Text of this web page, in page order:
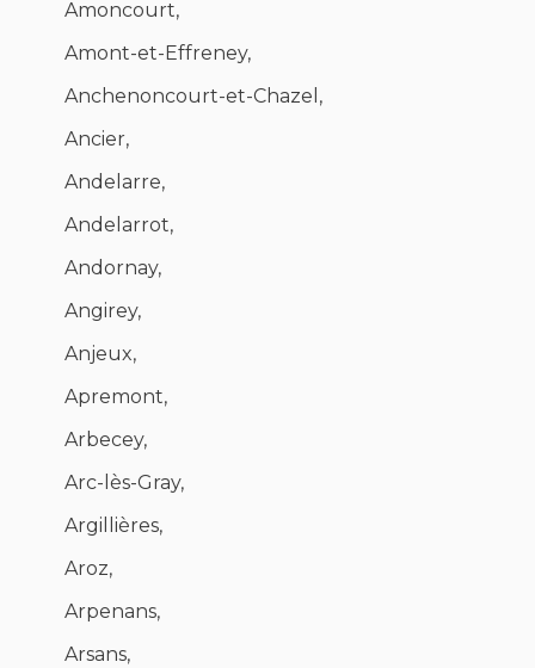
Amoncourt,
Amont-et-Effreney,
Anchenoncourt-et-Chazel,
Ancier,
Andelarre,
Andelarrot,
Andornay,
Angirey,
Anjeux,
Apremont,
Arbecey,
Arc-lès-Gray,
Argillières,
Aroz,
Arpenans,
Arsans,